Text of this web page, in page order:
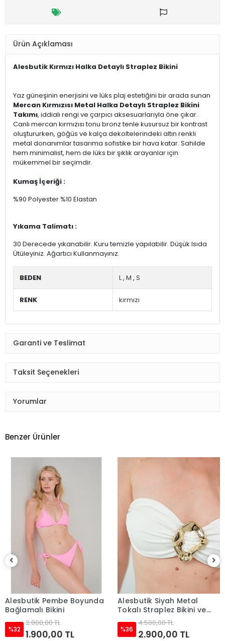
Ürün Açıklaması
Alesbutik Kırmızı Halka Detaylı Straplez Bikini
Yaz güneşinin enerjisini ve lüks plaj estetiğini bir arada sunan
Mercan Kırmızısı Metal Halka Detaylı Straplez Bikini
Takımı, iddialı rengi ve çarpıcı aksesuarlarıyla öne çıkar.
Canlı mercan kırmızısı tonu bronz tenle kusursuz bir kontrast
oluştururken, göğüs ve kalça dekoltelerindeki altın renkli
metal donanımlar tasarıma sofistike bir hava katar. Sahilde
hem minimalist, hem de lüks bir şıklık arayanlar için
mükemmel bir seçimdir.
Kumaş İçeriği :
%90 Polyester %10 Elastan
Yıkama Talimatı :
30 Derecede yıkanabilir. Kuru temizle yapılabilir. Düşük Isıda
Ütüleyiniz. Ağartıcı Kullanmayınız.
BEDEN L, M , S
RENK kırmızı
Garanti ve Teslimat
Taksit Seçenekleri
Yorumlar
Benzer Ürünler
Alesbutik Siyah Metal
Tokalı Straplez Bikini ve
Pareo Seti
%36
4.500,00 TL
2.900,00 TL
Alesbutik Beyaz Metal
Tokalı Straplez Bikini ve
Pareo Seti,
%36
4.500,00 TL
2.900,00 TL
Sepete Ekle